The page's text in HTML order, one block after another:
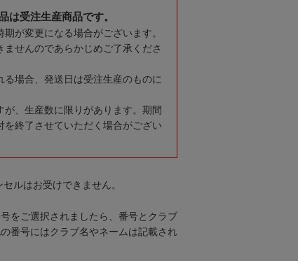
は受注生産商品です。
が変更になる場合がございます。
ませんのであらかじめご了承くださ
る場合、発送日は受注生産のものに
が、生産数に限りがあります。期間
を終了させていただく場合がござい
ルはお受けできません。
をご選択されましたら、番号とクラブ
番号にはクラブ名やネームは記載され